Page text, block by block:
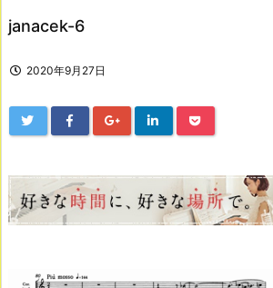
janacek-6
2020年9月27日